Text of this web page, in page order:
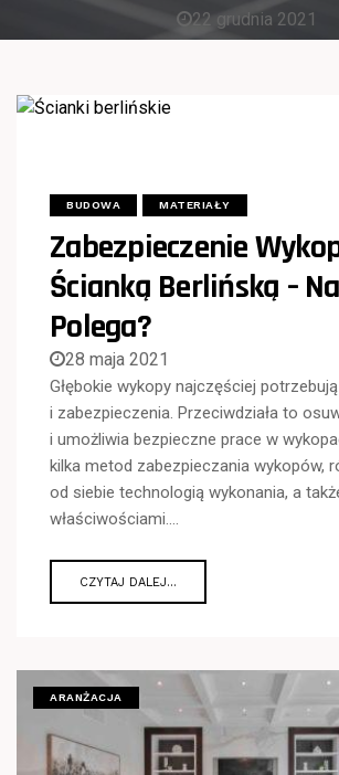
22 grudnia 2021
BUDOWA MATERIAŁY
Zabezpieczenie
Ścianką Berlińską –
Polega?
28 maja 2021
Głębokie wykopy najczęściej
i zabezpieczenia. Przeciwdziała to
i umożliwia bezpieczne prace w
kilka metod zabezpieczania wykopów,
od siebie technologią wykonania, a
właściwościami….
CZYTAJ DALEJ...
ARANŻACJA